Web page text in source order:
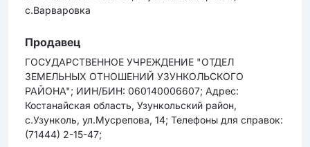
с.Варваровка
Продавец
ГОСУДАРСТВЕННОЕ УЧРЕЖДЕНИЕ "ОТДЕЛ
ЗЕМЕЛЬНЫХ ОТНОШЕНИЙ УЗУНКОЛЬСКОГО
РАЙОНА"; ИИН/БИН: 060140006607; Адрес:
Костанайская область, Узункольский район,
с.Узунколь, ул.Мусрепова, 14; Телефоны для справок:
(71444) 2-15-47;